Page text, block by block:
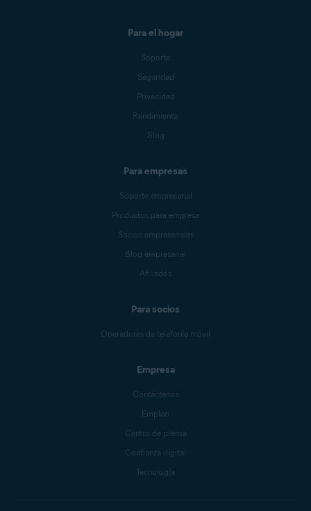
Para el hogar
Soporte
Seguridad
Privacidad
Rendimiento
Blog
Para empresas
Soporte empresarial
Productos para empresa
Socios empresariales
Blog empresarial
Afiliados
Para socios
Operadores de telefonía móvil
Empresa
Contáctenos
Empleo
Centro de prensa
Confianza digital
Tecnología